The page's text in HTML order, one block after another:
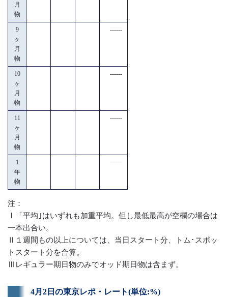
月
物
9
ヶ
月
物
------
10
ヶ
月
物
------
11
ヶ
月
物
------
1
年
物
------
注：
Ⅰ「平均｣はいずれも加重平均。但し最低最高が空欄の場合は
一本出合い。
Ⅱ１週間もの以上については、当日スタート分、トム･スポッ
トスタート分を合算。
Ⅲレギュラー期日物のみでオッド期日物は含まず。
4月2日の東京レポ・レート(単位:%)